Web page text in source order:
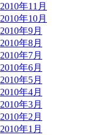
2010年11月
2010年10月
2010年9月
2010年8月
2010年7月
2010年6月
2010年5月
2010年4月
2010年3月
2010年2月
2010年1月